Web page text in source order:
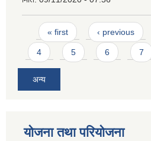
Pages
« first ‹ previous
4 5 6 7
अन्य
योजना तथा परियोजना